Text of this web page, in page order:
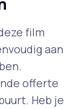
film
aan
offerte
Heb je